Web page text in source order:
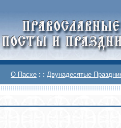
О Пасхе : : Двунадесятые